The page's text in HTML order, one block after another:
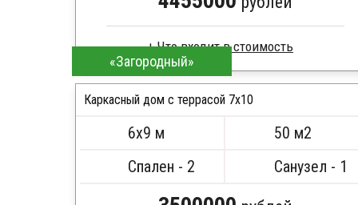
Каркас -доска естественной влажности
Стропила, балки 50х200 мм
Метизы, саморезы, гвозди
Сборка на березовые нагеля, джут
ПОДРОБНЕЕ
«Загородный»
Каркасный дом с террасой 7х10
6х9 м
50 м2
Спален - 2
Санузел - 1